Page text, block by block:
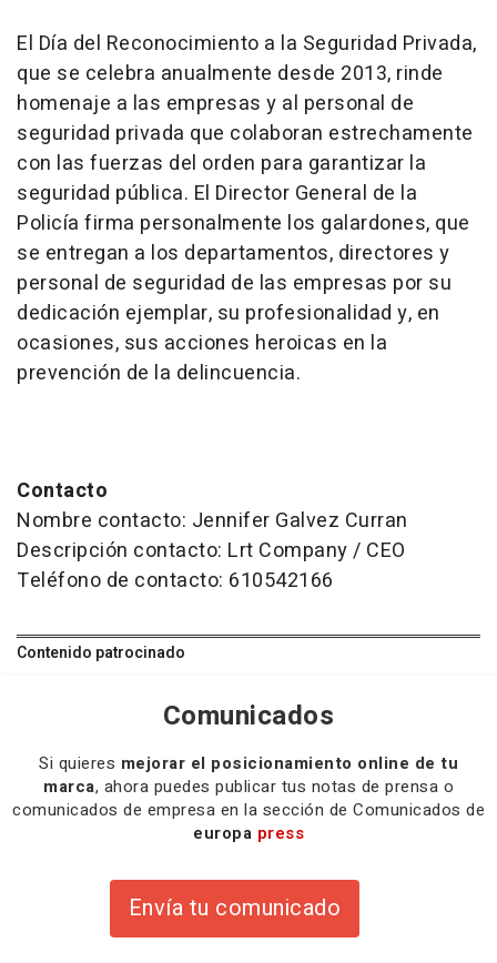
El Día del Reconocimiento a la Seguridad Privada,
que se celebra anualmente desde 2013, rinde
homenaje a las empresas y al personal de
seguridad privada que colaboran estrechamente
con las fuerzas del orden para garantizar la
seguridad pública. El Director General de la
Policía firma personalmente los galardones, que
se entregan a los departamentos, directores y
personal de seguridad de las empresas por su
dedicación ejemplar, su profesionalidad y, en
ocasiones, sus acciones heroicas en la
prevención de la delincuencia.
Contacto
Nombre contacto: Jennifer Galvez Curran
Descripción contacto: Lrt Company / CEO
Teléfono de contacto: 610542166
Contenido patrocinado
Comunicados
Si quieres mejorar el posicionamiento online de tu
marca, ahora puedes publicar tus notas de prensa o
comunicados de empresa en la sección de Comunicados de
europa press
Envía tu comunicado